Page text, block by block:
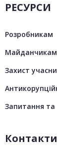
РЕСУРСИ
Розробникам
Майданчикам
Захист
Запитання та
Контакти